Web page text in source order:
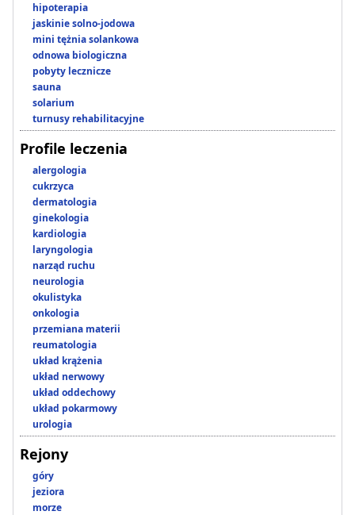
hipoterapia
jaskinie solno-jodowa
mini tężnia solankowa
odnowa biologiczna
pobyty lecznicze
sauna
solarium
turnusy rehabilitacyjne
Profile leczenia
alergologia
cukrzyca
dermatologia
ginekologia
kardiologia
laryngologia
narząd ruchu
neurologia
okulistyka
onkologia
przemiana materii
reumatologia
układ krążenia
układ nerwowy
układ oddechowy
układ pokarmowy
urologia
Rejony
góry
jeziora
morze